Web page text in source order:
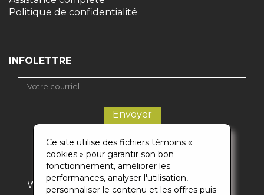
Politique de confidentialité
INFOLETTRE
Wikigaz Soumission
Ce site utilise des fichiers témoins «
cookies » pour garantir son bon
fonctionnement, améliorer les
performances, analyser l'utilisation,
personnaliser le contenu et les offres puis